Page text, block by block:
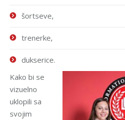
šortseve,
trenerke,
dukserice.
Kako bi se
vizuelno
uklopili sa
svojim